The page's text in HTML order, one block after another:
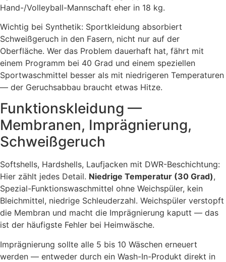
Hand-/Volleyball-Mannschaft eher in 18 kg.
Wichtig bei Synthetik: Sportkleidung absorbiert
Schweißgeruch in den Fasern, nicht nur auf der
Oberfläche. Wer das Problem dauerhaft hat, fährt mit
einem Programm bei 40 Grad und einem speziellen
Sportwaschmittel besser als mit niedrigeren Temperaturen
— der Geruchsabbau braucht etwas Hitze.
Funktionskleidung —
Membranen, Imprägnierung,
Schweißgeruch
Softshells, Hardshells, Laufjacken mit DWR-Beschichtung:
Hier zählt jedes Detail. Niedrige Temperatur (30 Grad),
Spezial-Funktionswaschmittel ohne Weichspüler, kein
Bleichmittel, niedrige Schleuderzahl. Weichspüler verstopft
die Membran und macht die Imprägnierung kaputt — das
ist der häufigste Fehler bei Heimwäsche.
Imprägnierung sollte alle 5 bis 10 Wäschen erneuert
werden — entweder durch ein Wash-In-Produkt direkt in